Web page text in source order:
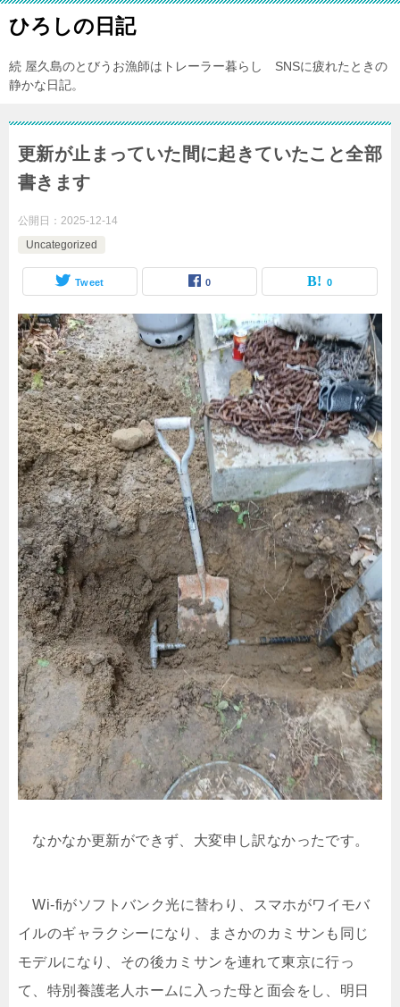
ひろしの日記
続 屋久島のとびうお漁師はトレーラー暮らし SNSに疲れたときの
静かな日記。
更新が止まっていた間に起きていたこと全部
書きます
公開日： 2025-12-14
Uncategorized
Tweet 0 0
なかなか更新ができず、大変申し訳なかったです。
Wi-fiがソフトバンク光に替わり、スマホがワイモバ
イルのギャラクシーになり、まさかのカミサンも同じ
モデルになり、その後カミサンを連れて東京に行っ
て、特別養護老人ホームに入った母と面会をし、明日